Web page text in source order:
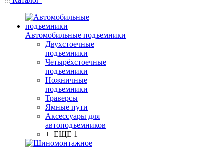
Автомобильные подъемники
Двухстоечные
подъемники
Четырёхстоечные
подъемники
Ножничные
подъемники
Траверсы
Ямные пути
Аксессуары для
автоподъемников
+ ЕЩЕ 1